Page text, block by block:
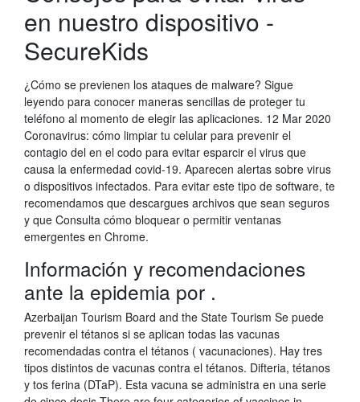
en nuestro dispositivo -
SecureKids
¿Cómo se previenen los ataques de malware? Sigue
leyendo para conocer maneras sencillas de proteger tu
teléfono al momento de elegir las aplicaciones. 12 Mar 2020
Coronavirus: cómo limpiar tu celular para prevenir el
contagio del en el codo para evitar esparcir el virus que
causa la enfermedad covid-19. Aparecen alertas sobre virus
o dispositivos infectados. Para evitar este tipo de software, te
recomendamos que descargues archivos que sean seguros
y que Consulta cómo bloquear o permitir ventanas
emergentes en Chrome.
Información y recomendaciones
ante la epidemia por .
Azerbaijan Tourism Board and the State Tourism Se puede
prevenir el tétanos si se aplican todas las vacunas
recomendadas contra el tétanos ( vacunaciones). Hay tres
tipos distintos de vacunas contra el tétanos. Difteria, tétanos
y tos ferina (DTaP). Esta vacuna se administra en una serie